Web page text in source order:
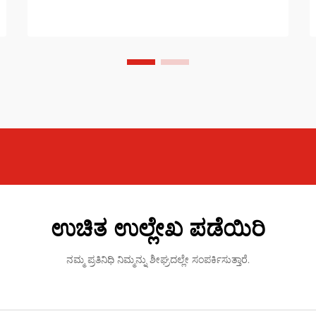
ಉಚಿತ ಉಲ್ಲೇಖ ಪಡೆಯಿರಿ
ನಮ್ಮ ಪ್ರತಿನಿಧಿ ನಿಮ್ಮನ್ನು ಶೀಘ್ರದಲ್ಲೇ ಸಂಪರ್ಕಿಸುತ್ತಾರೆ.